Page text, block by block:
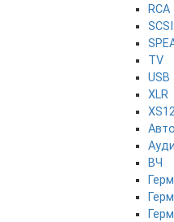
RCA
SCSI
TV
USB
XLR
ВЧ